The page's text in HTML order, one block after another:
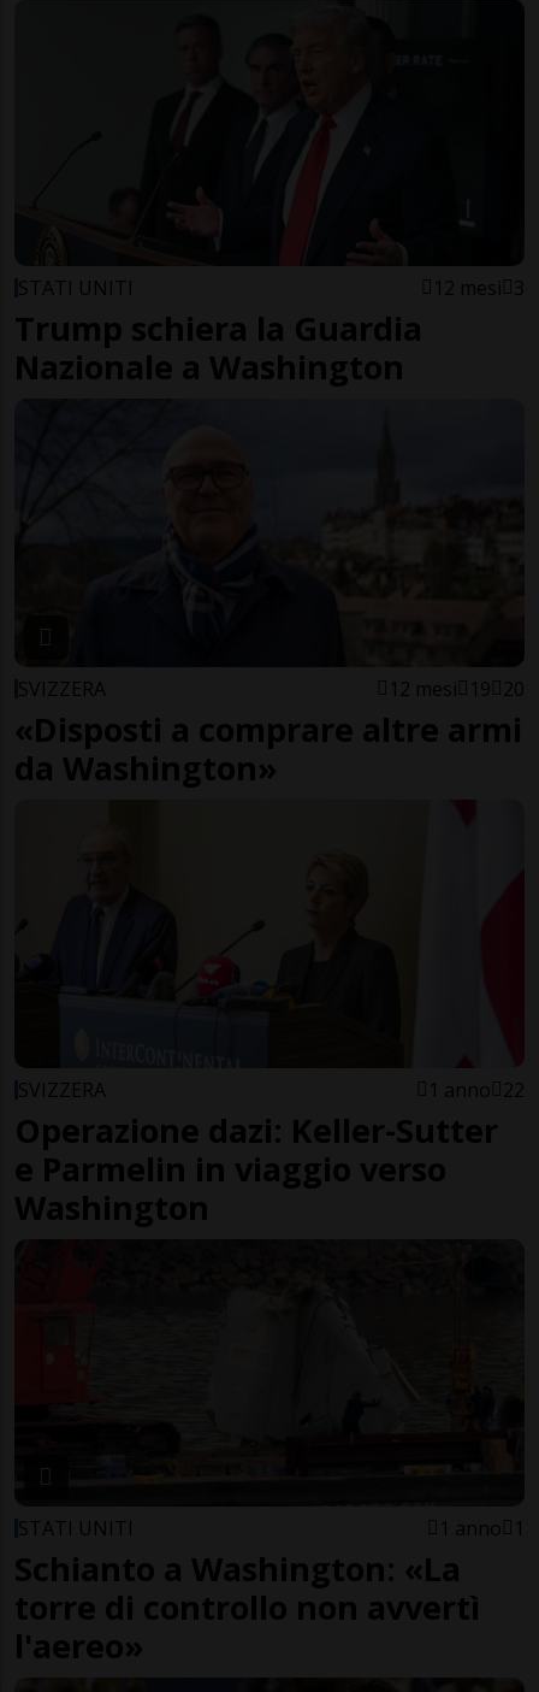
STATI UNITI 12 mesi 3
Trump schiera la Guardia
Nazionale a Washington
SVIZZERA 12 mesi 19 20
«Disposti a comprare altre armi
da Washington»
SVIZZERA 1 anno 22
Operazione dazi: Keller-Sutter
e Parmelin in viaggio verso
Washington
STATI UNITI 1 anno 1
Schianto a Washington: «La
torre di controllo non avvertì
l'aereo»